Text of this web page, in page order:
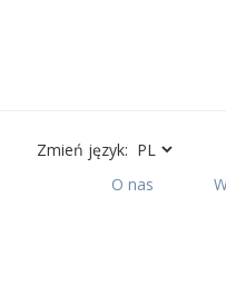
Zmień język:
O nas